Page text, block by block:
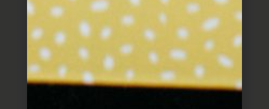
עוד מתוך חוברת
המתכונים
מתכונים שעושים שמח בלב וכיף בבטן